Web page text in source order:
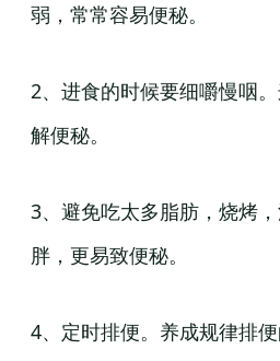
弱，常常容易便秘。
2、进食的时候要细嚼慢咽
解便秘。
3、避免吃太多脂肪，烧烤
胖，更易致便秘。
4、定时排便。养成规律排